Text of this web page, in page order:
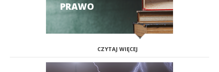
PRAWO
CZYTAJ WIĘCEJ